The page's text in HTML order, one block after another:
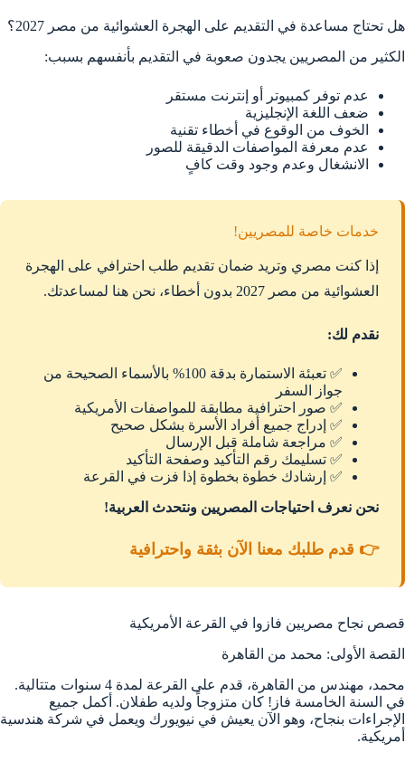
هل تحتاج مساعدة في التقديم على الهجرة العشوائية من مصر 2027؟
الكثير من المصريين يجدون صعوبة في التقديم بأنفسهم بسبب:
عدم توفر كمبيوتر أو إنترنت مستقر
ضعف اللغة الإنجليزية
الخوف من الوقوع في أخطاء تقنية
عدم معرفة المواصفات الدقيقة للصور
الانشغال وعدم وجود وقت كافٍ
خدمات خاصة للمصريين!
إذا كنت مصري وتريد ضمان تقديم طلب احترافي على الهجرة
العشوائية من مصر 2027 بدون أخطاء، نحن هنا لمساعدتك.
نقدم لك:
✅ تعبئة الاستمارة بدقة 100% بالأسماء الصحيحة من
جواز السفر
✅ صور احترافية مطابقة للمواصفات الأمريكية
✅ إدراج جميع أفراد الأسرة بشكل صحيح
✅ مراجعة شاملة قبل الإرسال
✅ تسليمك رقم التأكيد وصفحة التأكيد
✅ إرشادك خطوة بخطوة إذا فزت في القرعة
نحن نعرف احتياجات المصريين ونتحدث العربية!
👉 قدم طلبك معنا الآن بثقة واحترافية
قصص نجاح مصريين فازوا في القرعة الأمريكية
القصة الأولى: محمد من القاهرة
محمد، مهندس من القاهرة، قدم على القرعة لمدة 4 سنوات متتالية.
في السنة الخامسة فاز! كان متزوجاً ولديه طفلان. أكمل جميع
الإجراءات بنجاح، وهو الآن يعيش في نيويورك ويعمل في شركة هندسية
أمريكية.